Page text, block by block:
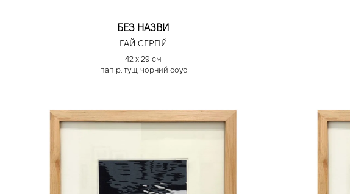
БЕЗ НАЗВИ
ГАЙ СЕРГІЙ
42 х 29 см
папір, туш, чорний соус